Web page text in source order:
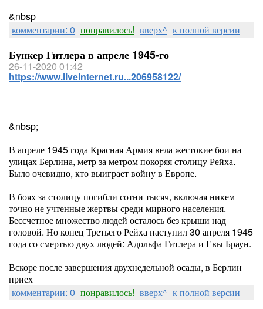
&nbsp
комментарии: 0 понравилось! вверх^ к полной версии
Бункер Гитлера в апреле 1945-го
26-11-2020 01:42
https://www.liveinternet.ru...206958122/
&nbsp;
В апреле 1945 года Красная Армия вела жестокие бои на
улицах Берлина, метр за метром покоряя столицу Рейха.
Было очевидно, кто выиграет войну в Европе.
В боях за столицу погибли сотни тысяч, включая никем
точно не учтенные жертвы среди мирного населения.
Бессчетное множество людей осталось без крыши над
головой. Но конец Третьего Рейха наступил 30 апреля 1945
года со смертью двух людей: Адольфа Гитлера и Евы Браун.
Вскоре после завершения двухнедельной осады, в Берлин
приех
комментарии: 0 понравилось! вверх^ к полной версии